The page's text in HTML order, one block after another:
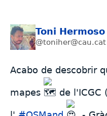
Toni
@toniher@cau.cat
Acabo de descobrir
mapes de l'ICGC (